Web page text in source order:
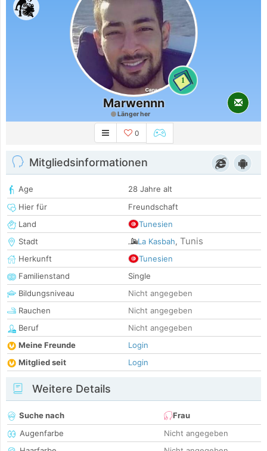
1
Marwennn
Länger her
0
Mitgliedsinformationen
Age
28 Jahre alt
Hier für
Freundschaft
Land
Tunesien
Stadt
La Kasbah, Tunis
Herkunft
Tunesien
Familienstand
Single
Bildungsniveau
Nicht angegeben
Rauchen
Nicht angegeben
Beruf
Nicht angegeben
Meine Freunde
Login
Mitglied seit
Login
Weitere Details
Suche nach
Frau
Augenfarbe
Nicht angegeben